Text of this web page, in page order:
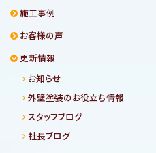
施工事例
お客様の声
更新情報
お知らせ
外壁塗装のお役立ち情報
スタッフブログ
社長ブログ